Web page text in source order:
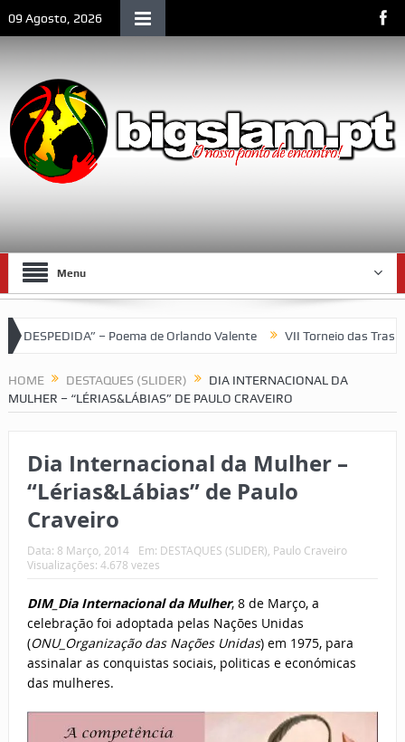
09 Agosto, 2026
Menu
– Poema de Orlando Valente VII Torneio das Traseiras –
HOME DESTAQUES (SLIDER)
DIA INTERNACIONAL DA
MULHER – “LÉRIAS&LÁBIAS” DE PAULO CRAVEIRO
Dia Internacional da Mulher –
“Lérias&Lábias” de Paulo
Craveiro
Data: 8 Março, 2014 Em: DESTAQUES (SLIDER) Paulo Craveiro
Visualizações: 4.678 vezes
DIM_Dia Internacional da Mulher, 8 de Março, a
celebração foi adoptada pelas Nações Unidas
(ONU_Organização das Nações Unidas) em 1975, para
assinalar as conquistas sociais, politicas e económicas
das mulheres.